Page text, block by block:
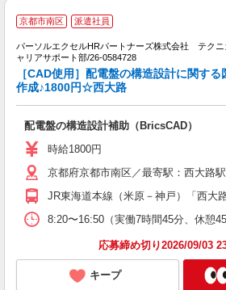
京都市南区 派遣社員
パーソルエクセルHRパートナーズ株式会社 テクニ
ャリアサポート部/26-0584728
［CAD使用］配電盤の構造設計に関する
作成♪1800円☆西大路
配電盤の構造設計補助（BricsCAD）
時給1800円
京都府京都市南区／最寄駅：西大路
JR東海道本線（米原－神戸）「西大
8:20〜16:50（実働7時間45分、休憩
応募締め切り2026/09/03
キープ